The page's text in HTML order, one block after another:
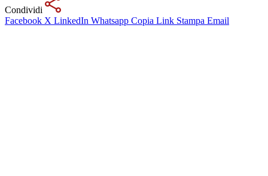
Condividi
Facebook X LinkedIn Whatsapp Copia Link Stampa Email